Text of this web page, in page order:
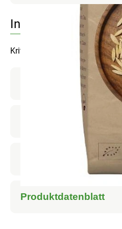
Info
Kritharaki
Produktinformationen
Produktdatenblatt